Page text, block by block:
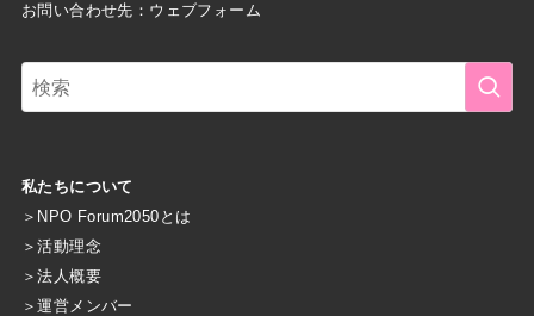
お問い合わせ先： ウェブフォーム
私たちについて
＞ NPO Forum2050とは
＞活動理念
＞法人概要
＞運営メンバー